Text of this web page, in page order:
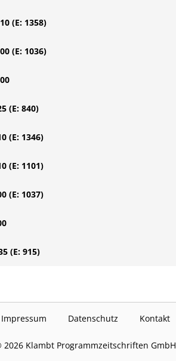
(E: 1358)
(E: 1036)
(E: 840)
(E: 1346)
(E: 1101)
(E: 1037)
(E: 915)
Impressum Datenschutz Kontakt
2026 Klambt Programmzeitschriften GmbH